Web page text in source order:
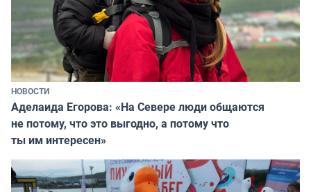
НОВОСТИ
Аделаида Егорова: «На Севере люди общаются
не потому, что это выгодно, а потому что
ты им интересен»